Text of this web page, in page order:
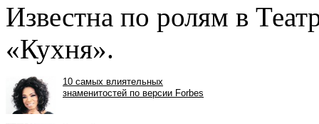
Известна по ролям в
«Кухня».